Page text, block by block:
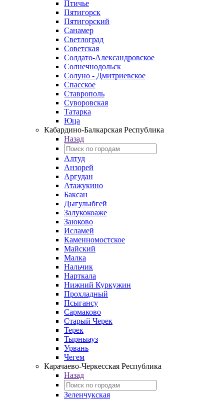
Птичье
Пятигорск
Пятигорский
Санамер
Светлоград
Советская
Солдато-Александровское
Солнечнодольск
Солуно - Дмитриевское
Спасское
Ставрополь
Суворовская
Татарка
Юца
Кабардино‑Балкарская Республика
Назад
Алтуд
Анзорей
Аргудан
Атажукино
Баксан
Дыгулыбгей
Залукокоаже
Заюково
Исламей
Каменномостское
Майский
Малка
Нальчик
Нарткала
Нижний Куркужин
Прохладный
Псыгансу
Сармаково
Старый Черек
Терек
Тырныауз
Урвань
Чегем
Карачаево-Черкесская Республика
Назад
Зеленчукская